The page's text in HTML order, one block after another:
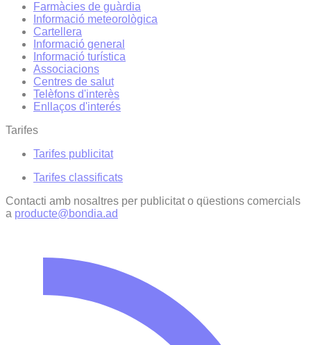
Farmàcies de guàrdia
Informació meteorològica
Cartellera
Informació general
Informació turística
Associacions
Centres de salut
Telèfons d'interès
Enllaços d'interés
Tarifes
Tarifes publicitat
Tarifes classificats
Contacti amb nosaltres per publicitat o qüestions comercials
a producte@bondia.ad